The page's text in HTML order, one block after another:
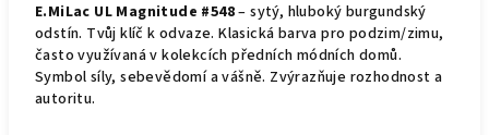
E.MiLac UL Magnitude #548– sytý, hluboký burgundský
odstín. Tvůj klíč k odvaze. Klasická barva pro podzim/zimu,
často využívaná v kolekcích předních módních domů.
Symbol síly, sebevědomí a vášně. Zvýrazňuje rozhodnost a
autoritu.